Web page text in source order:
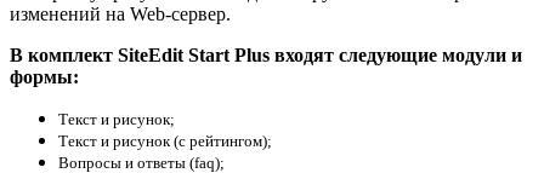
изменений на Web-сервер.
В комплект SiteEdit Start Plus входят следующие модули и
формы:
Текст и рисунок;
Текст и рисунок (с рейтингом);
Вопросы и ответы (faq);